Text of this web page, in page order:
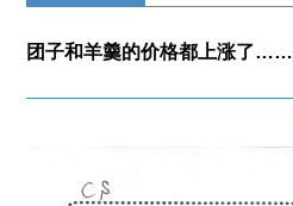
团子和羊羹的价格都上涨了……